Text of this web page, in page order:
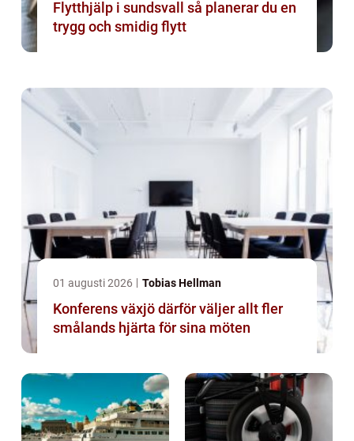
Flytthjälp i sundsvall så planerar du en
trygg och smidig flytt
01 augusti 2026 Tobias Hellman
Konferens växjö därför väljer allt fler
smålands hjärta för sina möten